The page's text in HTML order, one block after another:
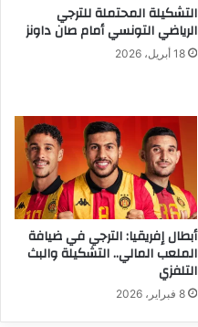
التشكيلة المحتملة للترجي
الرياضي التونسي أمام صان داونز
18 أبريل، 2026
أبطال إفريقيا: الترجي في ضيافة
الملعب المالي.. التشكيلة والبث
التلفزي
8 فبراير، 2026